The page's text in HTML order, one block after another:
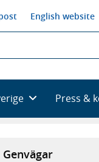
English website
Press &
Genvägar